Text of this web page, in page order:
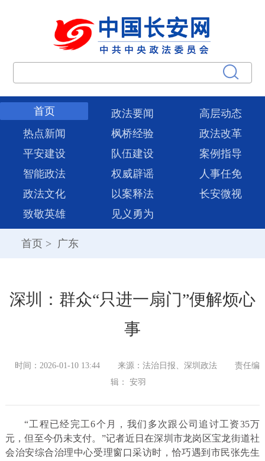
首页 政法要闻
高层动态
热点新闻
枫桥经验
政法改革
平安建设
队伍建设
案例指导
智能政法
权威辟谣
人事任免
政法文化
以案释法
长安微视
致敬英雄
见义勇为
首页 > 广东
深圳：群众“只进一扇门”便解烦心
事
时间：2026-01-10 13:44 来源：法治日报、深圳政法
责任编
辑： 安羽
“工程已经完工6个月，我们多次跟公司追讨工资35万
元，但至今仍未支付。”记者近日在深圳市龙岗区宝龙街道社
会治安综合治理中心受理窗口采访时，恰巧遇到市民张先生